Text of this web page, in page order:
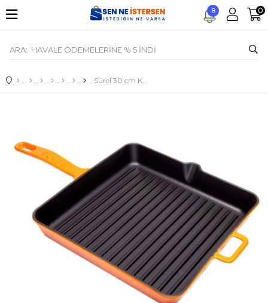
0
8
Sürel 30 cm Kare Izgara Tava Degrade Turuncu